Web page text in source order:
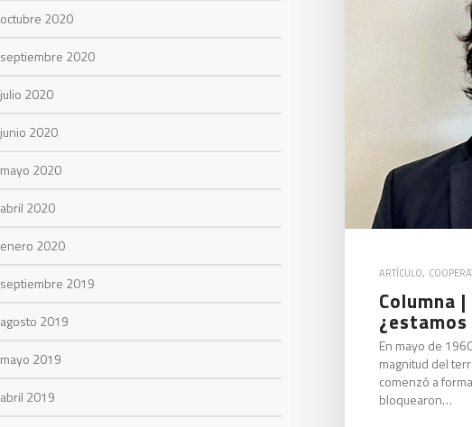
octubre 2020
septiembre 2020
julio 2020
junio 2020
mayo 2020
abril 2020
enero 2020
septiembre 2019
agosto 2019
mayo 2019
abril 2019
ARTÍCULO,
Columna
En mayo de
magnitud del
comenzó a
bloquearon…